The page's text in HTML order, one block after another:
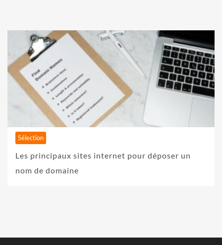
Sélection
Les principaux sites internet pour déposer un
nom de domaine